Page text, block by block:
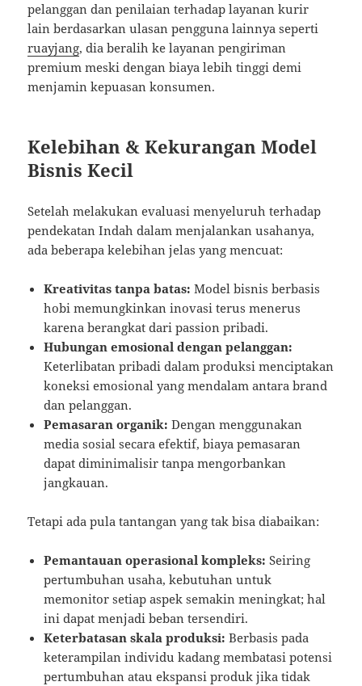
pelanggan dan penilaian terhadap layanan kurir
lain berdasarkan ulasan pengguna lainnya seperti
ruayjang, dia beralih ke layanan pengiriman
premium meski dengan biaya lebih tinggi demi
menjamin kepuasan konsumen.
Kelebihan & Kekurangan Model
Bisnis Kecil
Setelah melakukan evaluasi menyeluruh terhadap
pendekatan Indah dalam menjalankan usahanya,
ada beberapa kelebihan jelas yang mencuat:
Kreativitas tanpa batas: Model bisnis berbasis
hobi memungkinkan inovasi terus menerus
karena berangkat dari passion pribadi.
Hubungan emosional dengan pelanggan:
Keterlibatan pribadi dalam produksi menciptakan
koneksi emosional yang mendalam antara brand
dan pelanggan.
Pemasaran organik: Dengan menggunakan
media sosial secara efektif, biaya pemasaran
dapat diminimalisir tanpa mengorbankan
jangkauan.
Tetapi ada pula tantangan yang tak bisa diabaikan:
Pemantauan operasional kompleks: Seiring
pertumbuhan usaha, kebutuhan untuk
memonitor setiap aspek semakin meningkat; hal
ini dapat menjadi beban tersendiri.
Keterbatasan skala produksi: Berbasis pada
keterampilan individu kadang membatasi potensi
pertumbuhan atau ekspansi produk jika tidak